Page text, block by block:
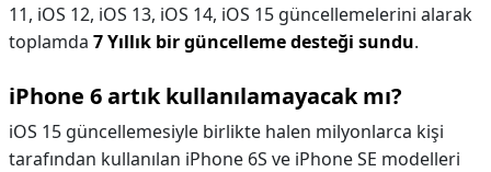
11, iOS 12, iOS 13, iOS 14, iOS 15 güncellemelerini alarak
toplamda 7 Yıllık bir güncelleme desteği sundu.
iPhone 6 artık kullanılamayacak mı?
iOS 15 güncellemesiyle birlikte halen milyonlarca kişi
tarafından kullanılan iPhone 6S ve iPhone SE modelleri